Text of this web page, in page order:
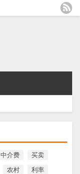
中介费
买卖
农村
利率